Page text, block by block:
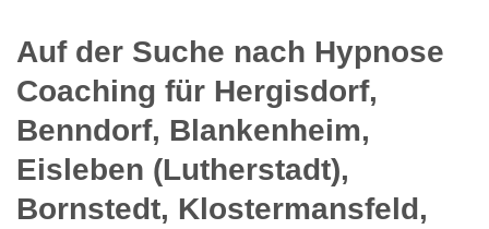
Auf der Suche nach Hypnose
Coaching für Hergisdorf,
Benndorf, Blankenheim,
Eisleben (Lutherstadt),
Bornstedt, Klostermansfeld,